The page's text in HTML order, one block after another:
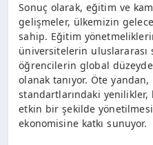
Sonuç olarak, eğitim ve
gelişmeler, ülkemizin
sahip. Eğitim
üniversitelerin uluslararası
öğrencilerin global
olanak tanıyor. Öte
standartlarındaki yenilikler,
etkin bir şekilde
ekonomisine katkı sunuyor.